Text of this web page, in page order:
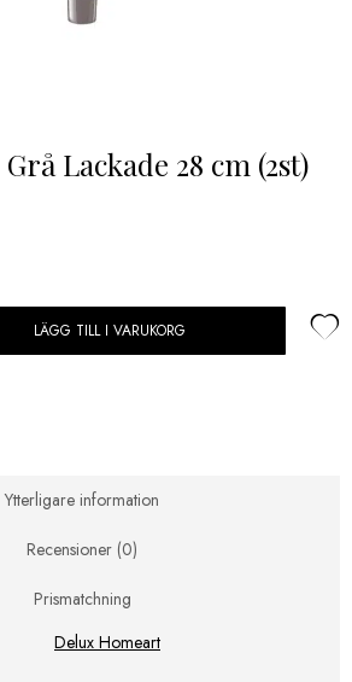
Lackade 28 cm (2st)
LÄGG TILL I VARUKORG
Ytterligare information
Recensioner (0)
Prismatchning
Delux Homeart